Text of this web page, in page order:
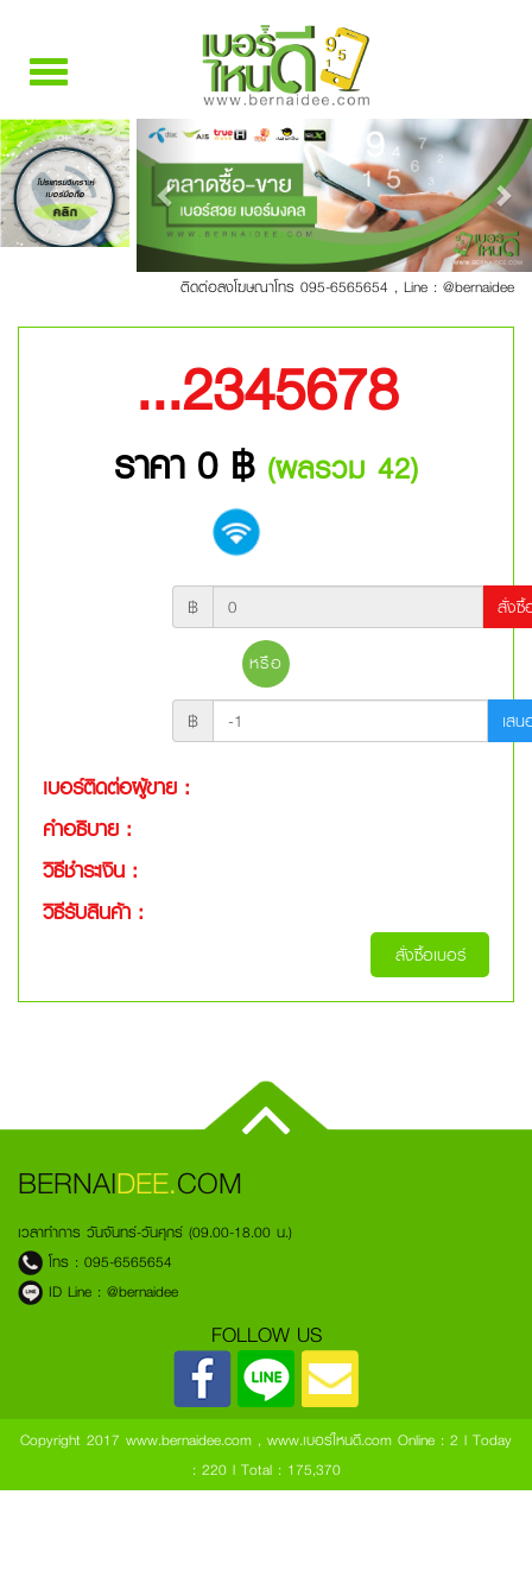
Toggle
โปรแกรมวิเคราะห์
เบอร์มือถือ
คลิก
Previous Next
ติดต่อลงโฆษณาโทร 095-6565654 , Line : @bernaidee
...2345678
ราคา 0 ฿ (ผลรวม 42)
฿
สั่งซื้
หรือ
฿ เส
เบอร์ติดต่อผู้ขาย :
คำอธิบาย :
วิธีชำระเงิน :
วิธีรับสินค้า :
สั่งซื้อเบอร์
BERNAIDEE.COM
เวลาทำการ วันจันทร์-วันศุกร์ (09.00-18.00 น.)
โทร : 095-6565654
ID Line : @bernaidee
FOLLOW US
Copyright 2017 www.bernaidee.com , www.เบอร์ไหนดี.com Online : 2 l Today
: 220 l Total : 175,370